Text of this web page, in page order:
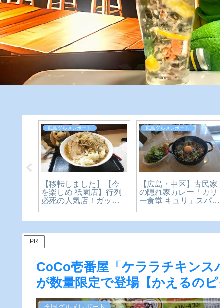
広島グルメレポート
【移転しました】【今
を楽しめ 祇園店】行列
必死の人気店！ガッツ
広島グルメレポート
【広島・中区】古民家
の隠れ家カレー「カリ
ー食堂 キュリ」スパイ
PR
CoCo壱番屋「ケララチキン
が数量限定で登場【かえるの